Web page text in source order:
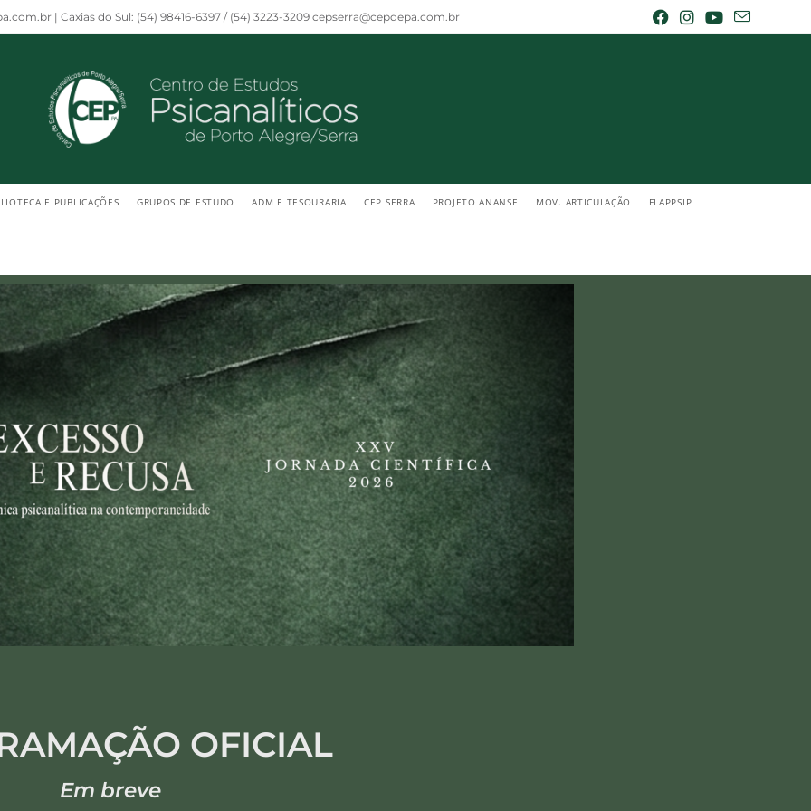
| Caxias do Sul: (54) 98416-6397 / (54) 3223-3209 cepserra@cepdepa.com.br
E PUBLICAÇÕES GRUPOS DE ESTUDO ADM E TESOURARIA CEP SERRA PROJETO ANANSE MOV. ARTICULAÇÃO FLAPPSIP
OFICIAL
Em breve